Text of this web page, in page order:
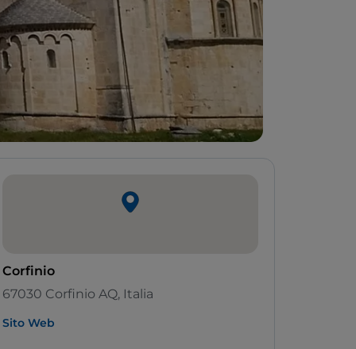
Corfinio
67030 Corfinio AQ, Italia
Sito Web